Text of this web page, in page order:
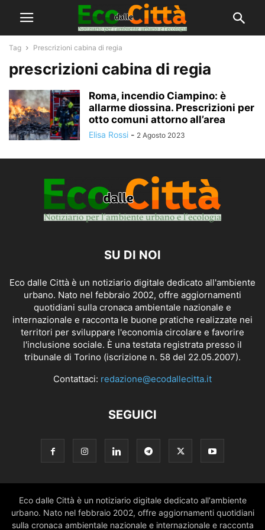
Tag Prescrizioni cabina di regia
prescrizioni cabina di regia
Roma, incendio Ciampino: è
allarme diossina. Prescrizioni per
otto comuni attorno all’area
Elisa Rossi - 2 Agosto 2023
SU DI NOI
Eco dalle Città è un notiziario digitale dedicato all'ambiente
urbano. Nato nel febbraio 2002, offre aggiornamenti
quotidiani sulla cronaca ambientale nazionale e
internazionale e racconta le buone pratiche realizzate nei
territori per sviluppare l'economia circolare e favorire
l'inclusione sociale. È una testata registrata presso il
tribunale di Torino (iscrizione n. 58 del 22.05.2007).
Contattaci: redazione@ecodallecitta.it
SEGUICI
Eco dalle Città è un notiziario digitale dedicato all'ambiente
urbano. Nato nel febbraio 2002, offre aggiornamenti quotidiani
sulla cronaca ambientale nazionale e internazionale e racconta